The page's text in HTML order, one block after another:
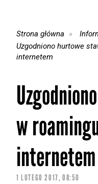
Strona główna
Uzgodniono hurtowe
internetem
w
internetem
1 LUTEGO 2017, 08:50